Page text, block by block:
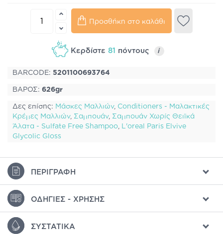
Προσθήκη στο καλάθι
Κερδίστε 81 πόντους i
BARCODE: 5201100693764
ΒΑΡΟΣ: 626gr
Δες επίσης: Μάσκες Μαλλιών, Conditioners - Μαλακτικές
Κρέμες Μαλλιών, Σαμπουάν, Σαμπουάν Χωρίς Θειϊκά
Άλατα - Sulfate Free Shampoo, L'oreal Paris Elvive
Glycolic Gloss
ΠΕΡΙΓΡΑΦΉ
ΟΔΗΓΊΕΣ - ΧΡΉΣΗΣ
ΣΥΣΤΑΤΙΚΆ